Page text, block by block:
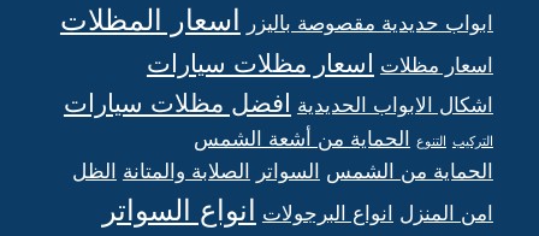
ابواب حديدية مقصوصة باليزر اسعار المظلات
اسعار مظلات اسعار مظلات سيارات
اشكال الابواب الحديدية افضل مظلات سيارات
التركيب التنوع الحماية من أشعة الشمس
الحماية من الشمس السواتر الصلابة والمتانة الظل
امن المنزل انواع البرجولات انواع السواتر